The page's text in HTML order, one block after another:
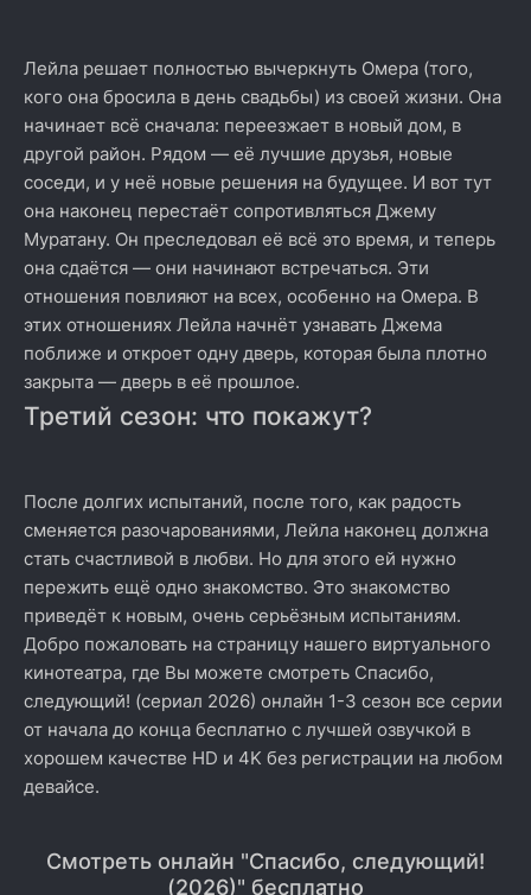
Лейла решает полностью вычеркнуть Омера (того,
кого она бросила в день свадьбы) из своей жизни. Она
начинает всё сначала: переезжает в новый дом, в
другой район. Рядом — её лучшие друзья, новые
соседи, и у неё новые решения на будущее. И вот тут
она наконец перестаёт сопротивляться Джему
Муратану. Он преследовал её всё это время, и теперь
она сдаётся — они начинают встречаться. Эти
отношения повлияют на всех, особенно на Омера. В
этих отношениях Лейла начнёт узнавать Джема
поближе и откроет одну дверь, которая была плотно
закрыта — дверь в её прошлое.
Третий сезон: что покажут?
После долгих испытаний, после того, как радость
сменяется разочарованиями, Лейла наконец должна
стать счастливой в любви. Но для этого ей нужно
пережить ещё одно знакомство. Это знакомство
приведёт к новым, очень серьёзным испытаниям.
Добро пожаловать на страницу нашего виртуального
кинотеатра, где Вы можете смотреть Спасибо,
следующий! (сериал 2026) онлайн 1-3 сезон все серии
от начала до конца бесплатно с лучшей озвучкой в
хорошем качестве HD и 4K без регистрации на любом
девайсе.
Смотреть онлайн "Спасибо, следующий!
(2026)" бесплатно